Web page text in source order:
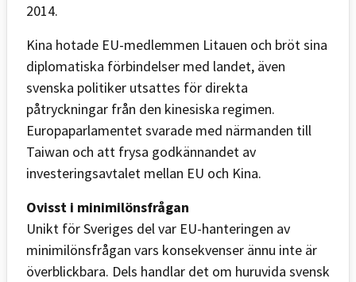
2014.
Kina hotade EU-medlemmen Litauen och bröt sina
diplomatiska förbindelser med landet, även
svenska politiker utsattes för direkta
påtryckningar från den kinesiska regimen.
Europaparlamentet svarade med närmanden till
Taiwan och att frysa godkännandet av
investeringsavtalet mellan EU och Kina.
Ovisst i minimilönsfrågan
Unikt för Sveriges del var EU-hanteringen av
minimilönsfrågan vars konsekvenser ännu inte är
överblickbara. Dels handlar det om huruvida svensk